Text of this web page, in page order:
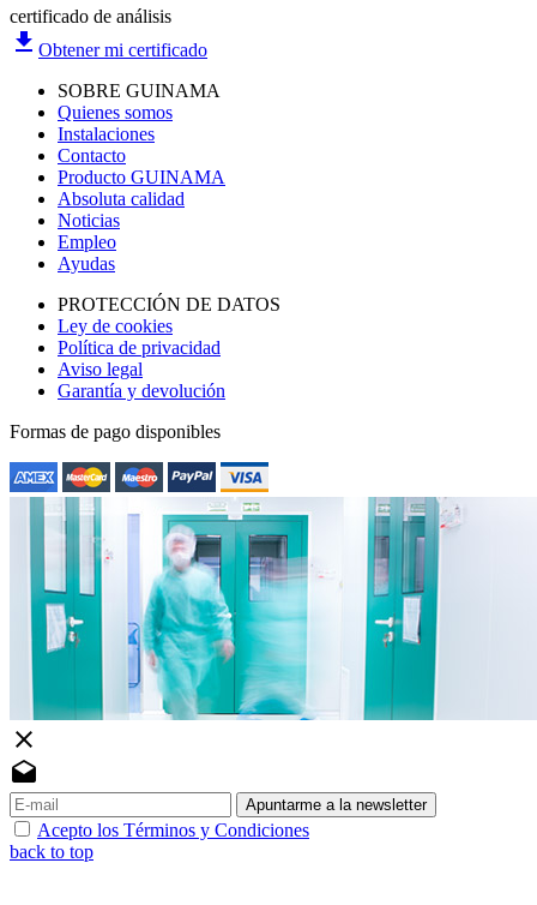
certificado de análisis
file_download Obtener mi certificado
SOBRE GUINAMA
Quienes somos
Instalaciones
Contacto
Producto GUINAMA
Absoluta calidad
Noticias
Empleo
Ayudas
PROTECCIÓN DE DATOS
Ley de cookies
Política de privacidad
Aviso legal
Garantía y devolución
Formas de pago disponibles
close
drafts
Apuntarme a la newsletter
Acepto los Términos y Condiciones
back to top